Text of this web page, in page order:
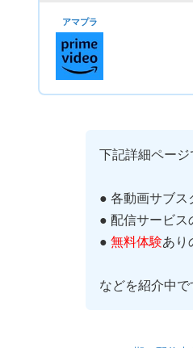
アマプラ
下記詳細ページ
● 各動画サブス
● 配信サービス
● 無料体験あり
などを紹介中